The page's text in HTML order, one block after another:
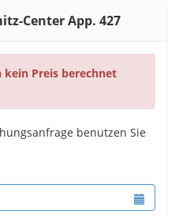
Center App. 427
kein Preis berechnet
benutzen Sie